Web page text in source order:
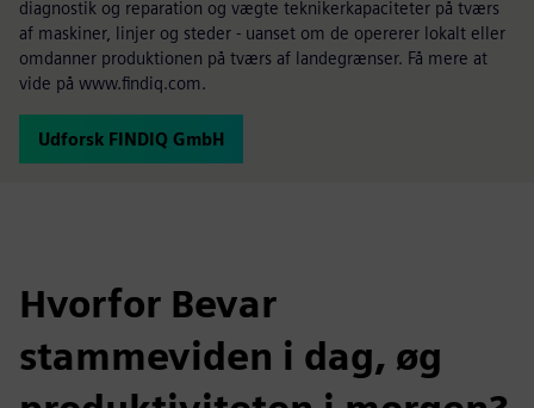
diagnostik og reparation og vægte teknikerkapaciteter på tværs
af maskiner, linjer og steder - uanset om de opererer lokalt eller
omdanner produktionen på tværs af landegrænser. Få mere at
vide på www.findiq.com.
Udforsk FINDIQ GmbH
Hvorfor Bevar
stammeviden i dag, øg